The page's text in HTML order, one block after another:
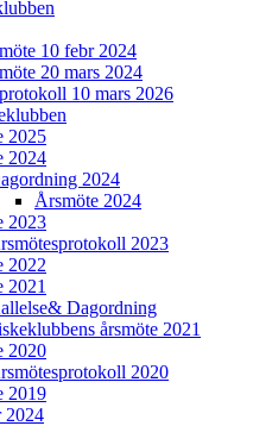
10 febr 2024
20 mars 2024
10 mars 2026
2025
2024
2024
Årsmöte 2024
2023
2023
2022
2021
Dagordning
årsmöte 2021
2020
2020
2019
2024